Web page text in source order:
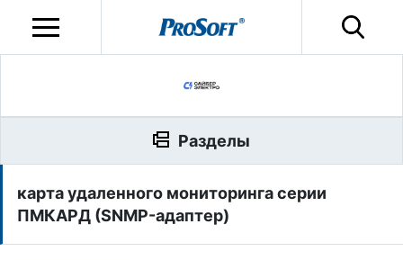
карта удаленного мониторинга серии
ПМКАРД (SNMP-адаптер)
Разделы